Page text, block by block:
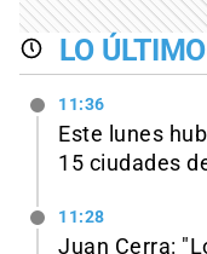
LO ÚLTIMO
11:36
Este lunes
15 ciudades
11:28
Juan Cerra: